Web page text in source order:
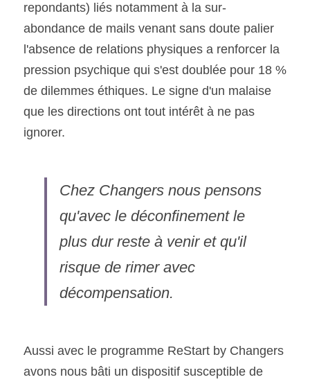
repondants) liés notamment à la sur-
abondance de mails venant sans doute palier
l'absence de relations physiques a renforcer la
pression psychique qui s'est doublée pour 18 %
de dilemmes éthiques. Le signe d'un malaise
que les directions ont tout intérêt à ne pas
ignorer.
Chez Changers nous pensons
qu'avec le déconfinement le
plus dur reste à venir et qu'il
risque de rimer avec
décompensation.
Aussi avec le programme ReStart by Changers
avons nous bâti un dispositif susceptible de